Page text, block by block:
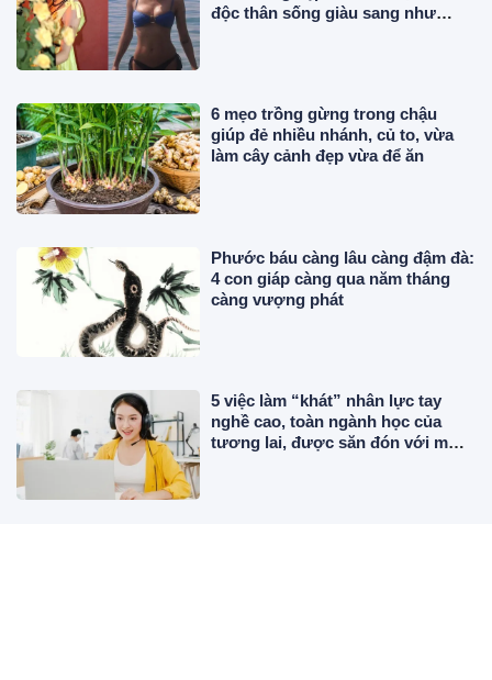
độc thân sống giàu sang như
6 mẹo trồng gừng trong chậu
giúp đẻ nhiều nhánh, củ to, vừa
làm cây cảnh đẹp vừa để ăn
Phước báu càng lâu càng đậm đà:
4 con giáp càng qua năm tháng
càng vượng phát
5 việc làm “khát” nhân lực tay
nghề cao, toàn ngành học của
tương lai, được săn đón với mức